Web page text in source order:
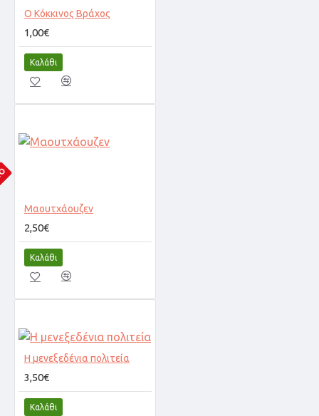
Ο Κόκκινος Βράχος
1,00€
Καλάθι
Μαουτχάουζεν
2,50€
Καλάθι
Η μενεξεδένια πολιτεία
3,50€
Καλάθι